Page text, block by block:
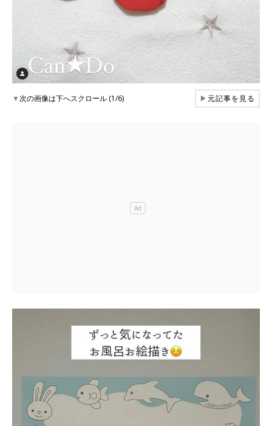
▼次の画像は下へスクロール (1/6) ▶元記事を見る